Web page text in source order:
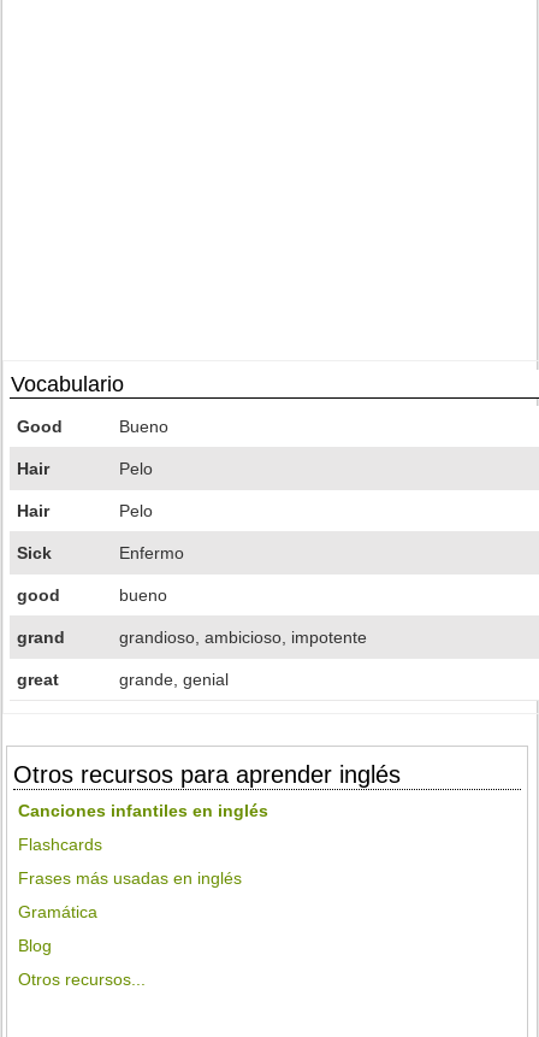
Vocabulario
Good Bueno
Hair Pelo
Hair Pelo
Sick Enfermo
good bueno
grand grandioso, ambicioso, impotente
great grande, genial
Otros recursos para aprender inglés
Canciones infantiles en inglés
Flashcards
Frases más usadas en inglés
Gramática
Blog
Otros recursos...